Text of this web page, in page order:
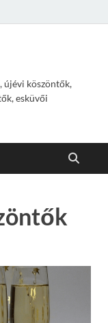
újévi köszöntők,
esküvői